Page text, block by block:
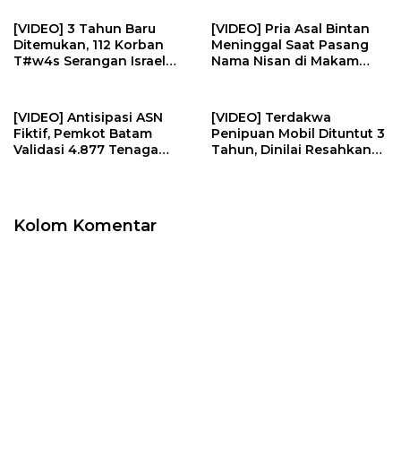
[VIDEO] 3 Tahun Baru
Ditemukan, 112 Korban
T#w4s Serangan Israel
[VIDEO] Pria Asal Bintan
Meninggal Saat Pasang
Nama Nisan di Makam
[VIDEO] Antisipasi ASN
Fiktif, Pemkot Batam
Validasi 4.877 Tenaga
[VIDEO] Terdakwa
Penipuan Mobil Dituntut 3
Tahun, Dinilai Resahkan
Kolom Komentar